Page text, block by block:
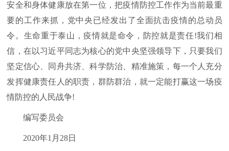
安全和身体健康放在第一位，把疫情防控工作作为当前最重
要的工作来抓，党中央已经发出了全面抗击疫情的总动员
令。生命重于泰山，疫情就是命令，防控就是责任!我们相
信，在以习近平同志为核心的党中央坚强领导下，只要我们
坚定信心、同舟共济、科学防治、精准施策，每一个人充分
发挥健康责任人的职责，群防群治，就一定能打赢这一场疫
情防控的人民战争!
编写委员会
2020年1月28日